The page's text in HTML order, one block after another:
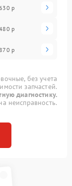
р
р
870 р
без учета
запчастей.
диагностику.
неисправность.